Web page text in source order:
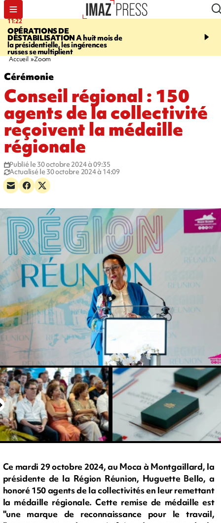
11:22
OPÉRATIONS DE
DÉSTABILISATIONA huit mois de
la présidentielle, les ingérences
russes se multiplient
14:51
Rivière triple champion
Accueil Zoom
Cérémonie
Conseil régional : 150
agents de la collectivité
reçoivent la médaille
régionale
Publié le 30 octobre 2024 à 09:35
Actualisé le 30 octobre 2024 à 14:09
Ce mardi 29 octobre 2024, au Moca à Montgaillard, la
présidente de la Région Réunion, Huguette Bello, a
honoré 150 agents de la collectivités en leur remettant
la médaille régionale. Cette remise de médaille est
"une marque de reconnaissance pour le travail,